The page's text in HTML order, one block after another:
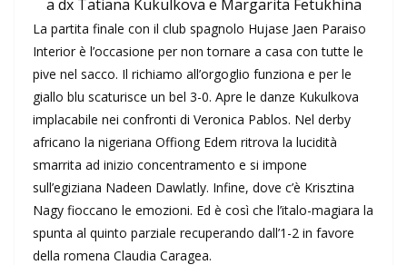
a dx Tatiana Kukulkova e Margarita Fetukhina
La partita finale con il club spagnolo Hujase Jaen Paraiso
Interior è l’occasione per non tornare a casa con tutte le
pive nel sacco. Il richiamo all’orgoglio funziona e per le
giallo blu scaturisce un bel 3-0. Apre le danze Kukulkova
implacabile nei confronti di Veronica Pablos. Nel derby
africano la nigeriana Offiong Edem ritrova la lucidità
smarrita ad inizio concentramento e si impone
sull’egiziana Nadeen Dawlatly. Infine, dove c’è Krisztina
Nagy fioccano le emozioni. Ed è così che l’italo-magiara la
spunta al quinto parziale recuperando dall’1-2 in favore
della romena Claudia Caragea.